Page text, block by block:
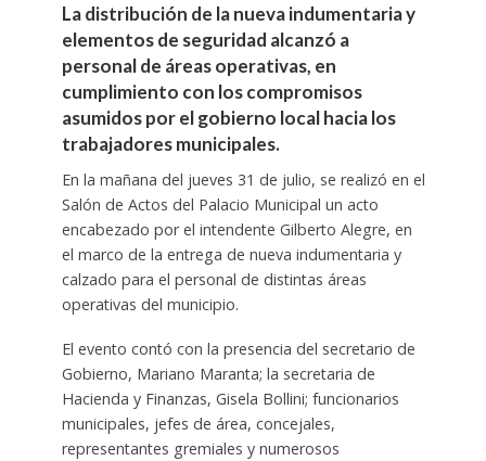
La distribución de la nueva indumentaria y
elementos de seguridad alcanzó a
personal de áreas operativas, en
cumplimiento con los compromisos
asumidos por el gobierno local hacia los
trabajadores municipales.
En la mañana del jueves 31 de julio, se realizó en el
Salón de Actos del Palacio Municipal un acto
encabezado por el intendente Gilberto Alegre, en
el marco de la entrega de nueva indumentaria y
calzado para el personal de distintas áreas
operativas del municipio.
El evento contó con la presencia del secretario de
Gobierno, Mariano Maranta; la secretaria de
Hacienda y Finanzas, Gisela Bollini; funcionarios
municipales, jefes de área, concejales,
representantes gremiales y numerosos